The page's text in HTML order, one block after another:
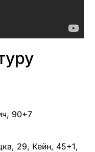
90+7
29, Кейн, 45+1,